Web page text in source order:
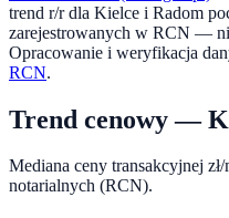
trend r/r dla Kielce i Radom
zarejestrowanych w RCN —
Opracowanie i weryfikacja
RCN.
Trend cenowy —
Mediana ceny transakcyjnej
notarialnych (RCN).